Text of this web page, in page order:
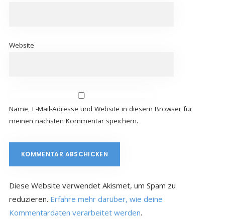
Website
Name, E-Mail-Adresse und Website in diesem Browser für
meinen nächsten Kommentar speichern.
Diese Website verwendet Akismet, um Spam zu
reduzieren. Erfahre mehr darüber, wie deine
Kommentardaten verarbeitet werden.